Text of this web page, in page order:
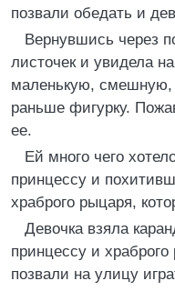
позвали обедать и
Вернувшись через
листочек и увидела
маленькую, смешную,
раньше фигурку.
ее.
Ей много чего
принцессу и
храброго рыцаря,
Девочка взяла
принцессу и храброго
позвали на улицу